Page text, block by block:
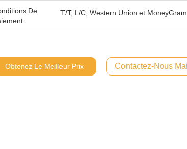
De
T/T, L/C, Western Union et MoneyGram
Obtenez Le Meilleur Prix Contactez-Nous